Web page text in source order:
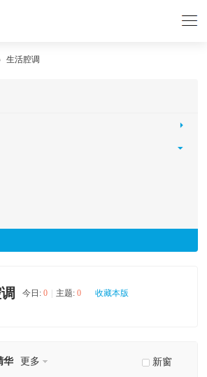
生活腔调
今日:0 主题:0 收藏本版
新窗
华 更多